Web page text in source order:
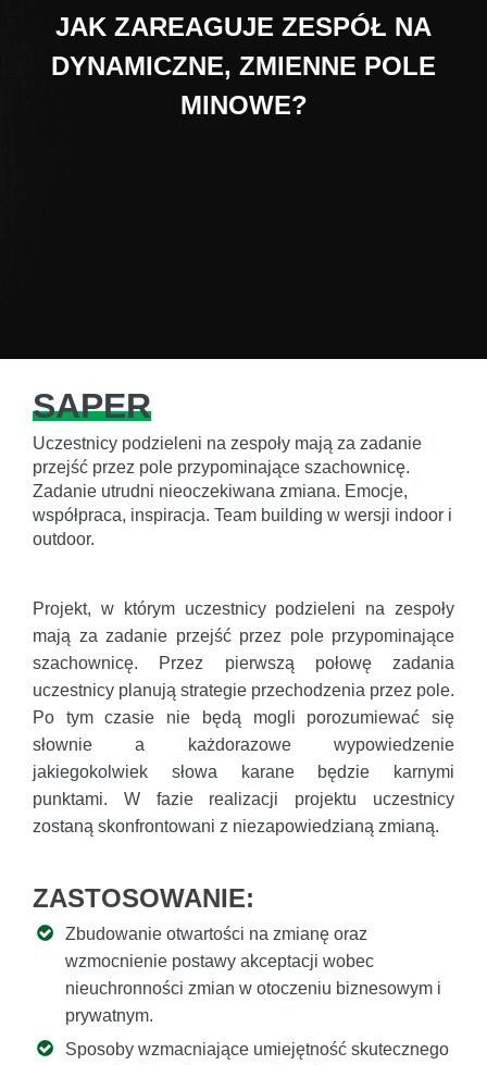
JAK ZAREAGUJE ZESPÓŁ NA
DYNAMICZNE, ZMIENNE POLE
MINOWE?
SAPER
Uczestnicy podzieleni na zespoły mają za zadanie
przejść przez pole przypominające szachownicę.
Zadanie utrudni nieoczekiwana zmiana. Emocje,
współpraca, inspiracja. Team building w wersji indoor i
outdoor.
Projekt, w którym uczestnicy podzieleni na zespoły
mają za zadanie przejść przez pole przypominające
szachownicę. Przez pierwszą połowę zadania
uczestnicy planują strategie przechodzenia przez pole.
Po tym czasie nie będą mogli porozumiewać się
słownie a każdorazowe wypowiedzenie
jakiegokolwiek słowa karane będzie karnymi
punktami. W fazie realizacji projektu uczestnicy
zostaną skonfrontowani z niezapowiedzianą zmianą.
ZASTOSOWANIE:
Zbudowanie otwartości na zmianę oraz
wzmocnienie postawy akceptacji wobec
nieuchronności zmian w otoczeniu biznesowym i
prywatnym.
Sposoby wzmacniające umiejętność skutecznego